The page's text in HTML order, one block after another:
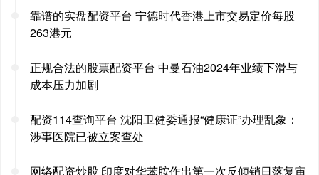
靠谱的实盘配资平台 宁德时代香港上市交易定价每股
263港元
正规合法的股票配资平台 中曼石油2024年业绩下滑与
成本压力加剧
配资114查询平台 沈阳卫健委通报“健康证”办理乱象：
涉事医院已被立案查处
网络配资炒股 印度对华苯胺作出第一次反倾销日落复审